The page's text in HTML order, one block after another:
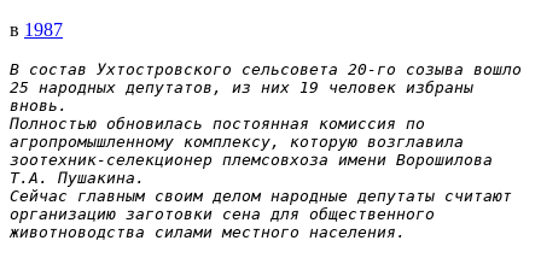
в 1987
В состав Ухтостровского сельсовета 20-го созыва вошло
25 народных депутатов, из них 19 человек избраны
вновь.
Полностью обновилась постоянная комиссия по
агропромышленному комплексу, которую возглавила
зоотехник-селекционер племсовхоза имени Ворошилова
Т.А. Пушакина.
Сейчас главным своим делом народные депутаты считают
организацию заготовки сена для общественного
животноводства силами местного населения.